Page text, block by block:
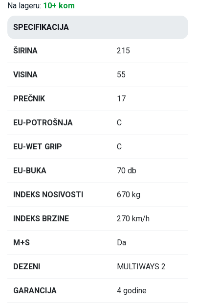
Na lageru: 10+ kom
SPECIFIKACIJA
ŠIRINA 215
VISINA 55
PREČNIK 17
EU-POTROŠNJA C
EU-WET GRIP C
EU-BUKA 70 db
INDEKS NOSIVOSTI 670 kg
INDEKS BRZINE 270 km/h
M+S Da
DEZENI MULTIWAYS 2
GARANCIJA 4 godine